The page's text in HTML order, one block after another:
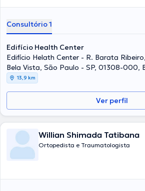
Consultório 1
Edifício Health Center
Edifício Helath Center - R. Barata
Bela Vista, São Paulo - SP, 01308-000,
13,9 km
Ver perfil
Willian Shimada Tatibana
Ortopedista e Traumatologista